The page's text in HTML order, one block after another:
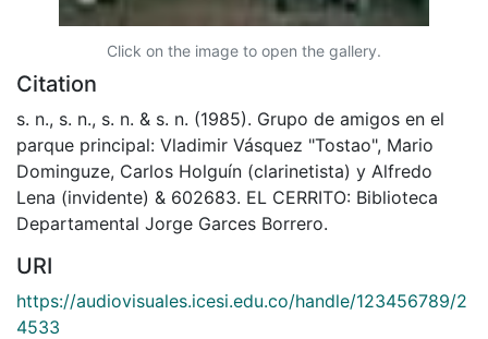
Click on the image to open the gallery.
Citation
s. n., s. n., s. n. & s. n. (1985). Grupo de amigos en el
parque principal: Vladimir Vásquez "Tostao", Mario
Dominguze, Carlos Holguín (clarinetista) y Alfredo
Lena (invidente) & 602683. EL CERRITO: Biblioteca
Departamental Jorge Garces Borrero.
URI
https://audiovisuales.icesi.edu.co/handle/123456789/2
4533